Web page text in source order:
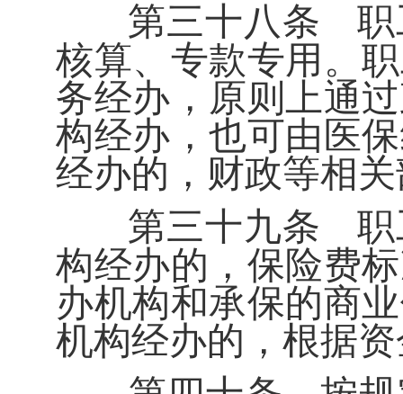
第三十八条
核算、专款专用。
务经办，原则上通
构经办，也可由医
经办的，财政等相
第三十九条
构经办的，保险费
办机构和承保的商
机构经办的，根据